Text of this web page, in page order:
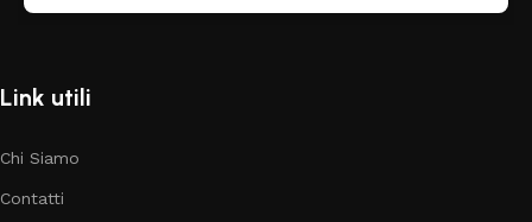
Link utili
Chi Siamo
Contatti